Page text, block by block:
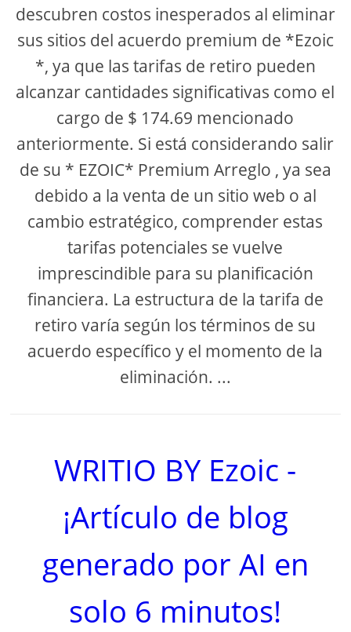
descubren costos inesperados al eliminar
sus sitios del acuerdo premium de *Ezoic
*, ya que las tarifas de retiro pueden
alcanzar cantidades significativas como el
cargo de $ 174.69 mencionado
anteriormente. Si está considerando salir
de su * EZOIC* Premium Arreglo , ya sea
debido a la venta de un sitio web o al
cambio estratégico, comprender estas
tarifas potenciales se vuelve
imprescindible para su planificación
financiera. La estructura de la tarifa de
retiro varía según los términos de su
acuerdo específico y el momento de la
eliminación. ...
WRITIO BY Ezoic -
¡Artículo de blog
generado por AI en
solo 6 minutos!